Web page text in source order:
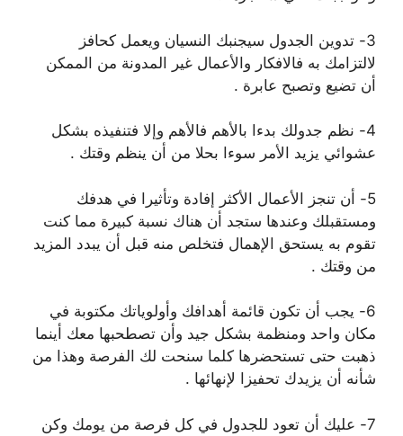
3- ﺗﺪﻭﻳﻦ ﺍﻟﺠﺪﻭﻝ ﺳﻴﺠﻨﺒﻚ ﺍﻟﻨﺴﻴﺎﻥ ﻭﻳﻌﻤﻞ ﻛﺤﺎﻓﺰ
ﻻ‌ﻟﺘﺰﺍﻣﻚ ﺑﻪ ﻓﺎﻻ‌ﻓﻜﺎﺭ ﻭﺍﻷ‌ﻋﻤﺎﻝ ﻏﻴﺮ ﺍﻟﻤﺪﻭﻧﺔ ﻣﻦ ﺍﻟﻤﻤﻜﻦ
ﺃﻥ ﺗﻀﻴﻊ ﻭﺗﺼﺒﺢ ﻋﺎﺑﺮﺓ .
4- ﻧﻈﻢ ﺟﺪﻭﻟﻚ ﺑﺪﺀﺍ ﺑﺎﻷﻫﻢ ﻓﺎﻷﻫﻢ ﻭﺇﻻ‌ ﻓﺘﻨﻔﻴﺬﻩ ﺑﺸﻜﻞ
ﻋﺸﻮﺍﺋﻲ ﻳﺰﻳﺪ ﺍﻷﻣﺮ ﺳﻮﺀﺍ ﺑﺤﻼ‌ ﻣﻦ ﺃﻥ ﻳﻨﻈﻢ ﻭﻗﺘﻚ .
5- ﺃﻥ ﺗﻨﺠﺰ ﺍﻷﻋﻤﺎﻝ ﺍﻷﻛﺜﺮ ﺇﻓﺎﺩﺓ ﻭﺗﺄﺛﻴﺮﺍ ﻓﻲ ﻫﺪﻓﻚ
ﻭﻣﺴﺘﻘﺒﻠﻚ ﻭﻋﻨﺪﻫﺎ ﺳﺘﺠﺪ ﺃﻥ ﻫﻨﺎﻙ ﻧﺴﺒﺔ ﻛﺒﻴﺮﺓ ﻣﻤﺎ ﻛﻨﺖ
ﺗﻘﻮﻡ ﺑﻪ ﻳﺴﺘﺤﻖ ﺍﻹﻫﻤﺎﻝ ﻓﺘﺨﻠﺺ ﻣﻨﻪ ﻗﺒﻞ ﺃﻥ ﻳﺒﺪﺩ ﺍﻟﻤﺰﻳﺪ
ﻣﻦ ﻭﻗﺘﻚ .
6- ﻳﺠﺐ ﺃﻥ ﺗﻜﻮﻥ ﻗﺎﺋﻤﺔ ﺃﻫﺪﺍﻓﻚ ﻭﺃﻭﻟﻮﻳﺎﺗﻚ ﻣﻜﺘﻮﺑﺔ ﻓﻲ
ﻣﻜﺎﻥ ﻭﺍﺣﺪ ﻭﻣﻨﻈﻤﺔ ﺑﺸﻜﻞ ﺟﻴﺪ ﻭﺃﻥ ﺗﺼﻄﺤﺒﻬﺎ ﻣﻌﻚ ﺃﻳﻨﻤﺎ
ﺫﻫﺒﺖ ﺣﺘﻰ ﺗﺴﺘﺤﻀﺮﻫﺎ ﻛﻠﻤﺎ ﺳﻨﺤﺖ ﻟﻚ ﺍﻟﻔﺮﺻﺔ ﻭﻫﺬﺍ ﻣﻦ
ﺷﺄﻧﻪ ﺃﻥ ﻳﺰﻳﺪﻙ ﺗﺤﻔﻴﺰﺍ ﻹﻧﻬﺎﺋﻬﺎ .
7- ﻋﻠﻴﻚ ﺃﻥ ﺗﻌﻮﺩ ﻟﻠﺠﺪﻭﻝ ﻓﻲ ﻛﻞ ﻓﺮﺻﺔ ﻣﻦ ﻳﻮﻣﻚ ﻭﻛﻦ